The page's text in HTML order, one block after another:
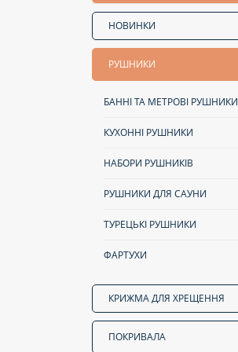
НОВИНКИ
РУШНИКИ
БАННІ ТА МЕТРОВІ РУШНИКИ
КУХОННІ РУШНИКИ
НАБОРИ РУШНИКІВ
РУШНИКИ ДЛЯ САУНИ
ТУРЕЦЬКІ РУШНИКИ
ФАРТУХИ
КРИЖМА ДЛЯ ХРЕЩЕННЯ
ПОКРИВАЛА